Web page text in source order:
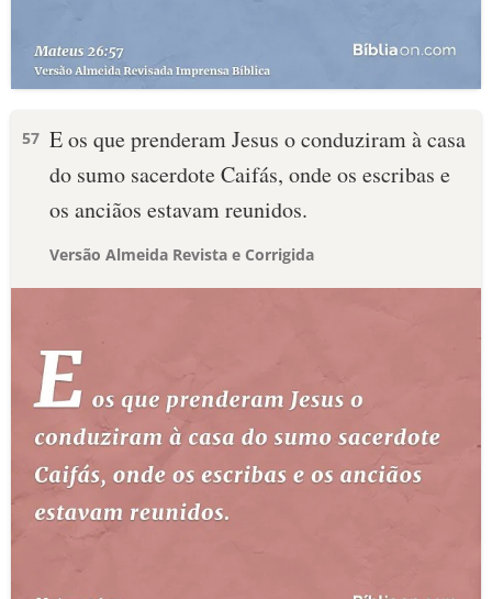
57 E os que prenderam Jesus o conduziram à casa
do sumo sacerdote Caifás, onde os escribas e
os anciãos estavam reunidos.
Versão Almeida Revista e Corrigida